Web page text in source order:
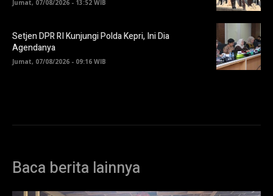
Jumat, 07/08/2026 - 13:52 WIB
Setjen DPR RI Kunjungi Polda Kepri, Ini Dia
Agendanya
Jumat, 07/08/2026 - 09:16 WIB
Baca berita lainnya